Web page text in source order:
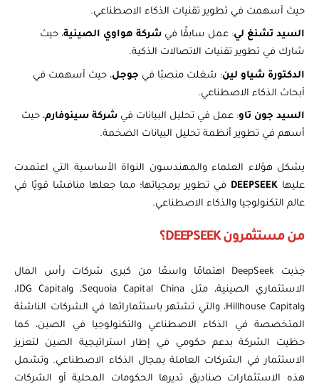
حيث أسهمت في تطوير تقنيات الذكاء الاصطناعي.
السيد تشنغ لي: عمل سابقًا فيشركة هواوي الصينية، حيث
شارك في تطوير تقنيات الاتصالات الذكية.
الدكتورة شياو لين: شغلت منصبًا في جوجل، حيث أسهمت في
أبحاث الذكاء الاصطناعي.
السيد جون تاو: عمل في تحليل البيانات فيشركة سينوفارم، حيث
أسهم في تطوير أنظمة تحليل البيانات الضخمة.
يشكل هؤلاء العلماء والمهندسون النواة الأساسية التي اعتمدت
عليهاDEEPSEEKفي تطوير برمجياتها؛ مما جعلها منافسًا قويًا في
عالم التكنولوجيا والذكاء الاصطناعي.
من مستثمرون DEEPSEEK؟
جذبت DeepSeek اهتمامًا واسعًا من كبرى شركات رأس المال
الاستثماري الصينية، مثل Sequoia Capital China، وIDG Capital،
وHillhouse Capital، والتي تشتهر باستثماراتها في الشركات الناشئة
المتخصصة في الذكاء الاصطناعي والتكنولوجيا في الصين، كما
حظيت الشركة بدعم حكومي في إطار استراتيجية الصين لتعزيز
الاستثمار في الشركات العاملة بمجال الذكاء الاصطناعي. وتشمل
هذه الاستثمارات صناديق تديرها الحكومات المحلية أو الشركات